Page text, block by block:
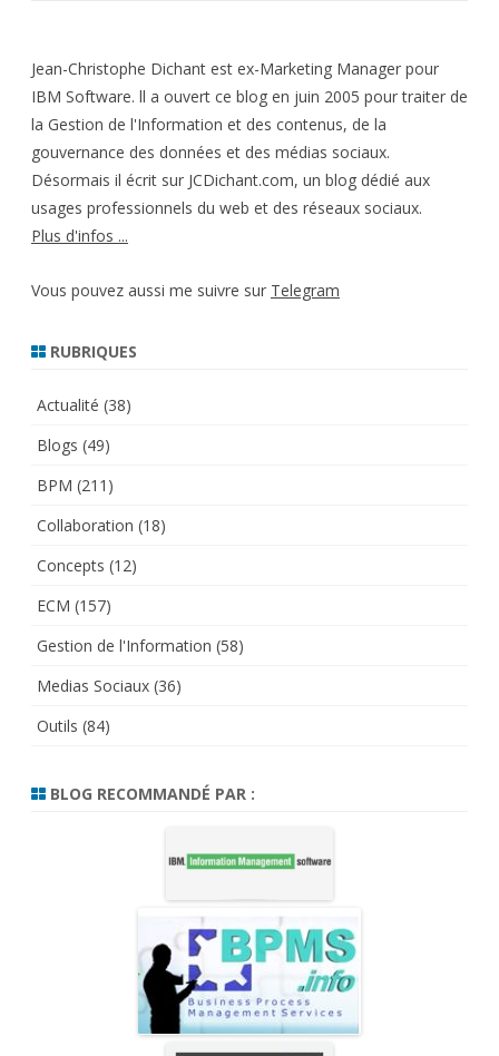
Jean-Christophe Dichant est ex-Marketing Manager pour
IBM Software. ll a ouvert ce blog en juin 2005 pour traiter de
la Gestion de l'Information et des contenus, de la
gouvernance des données et des médias sociaux.
Désormais il écrit sur JCDichant.com, un blog dédié aux
usages professionnels du web et des réseaux sociaux.
Plus d'infos ...
Vous pouvez aussi me suivre sur Telegram
RUBRIQUES
Actualité (38)
Blogs (49)
BPM (211)
Collaboration (18)
Concepts (12)
ECM (157)
Gestion de l'Information (58)
Medias Sociaux (36)
Outils (84)
BLOG RECOMMANDÉ PAR :